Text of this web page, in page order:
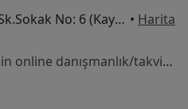
Alpaslan, Gökçe Fidan Sk.Sokak No: 6 (Kayseripark AVM arkası), Melikgazi • Harita
Bu uzman ilgili adres için online danışmanlık/takvim sunmuyor.